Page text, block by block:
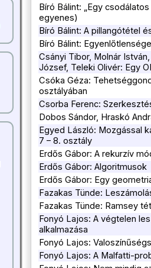
Bíró Bálint: „Egy
egyenes)
Bíró Bálint: A pillangótétel
Bíró Bálint:
Csányi Tibor, Molnár
József, Teleki Olivér: Egy
Csóka Géza:
osztályában
Csorba Ferenc:
Dobos Sándor, Hraskó
Egyed László: Mozgással
7 – 8. osztály
Erdős Gábor: A rekurzív
Erdős Gábor: Algoritmusok
Erdős Gábor: Egy
Fazakas Tünde:
Fazakas Tünde: Ramsey
Fonyó Lajos: A végtelen
alkalmazása
Fonyó Lajos:
Fonyó Lajos: A Malfatti-